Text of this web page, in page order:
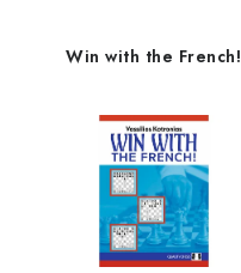
Win with the French!